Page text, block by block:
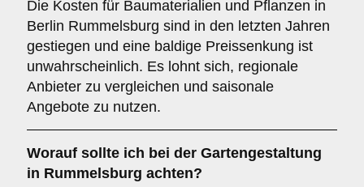
Die Kosten für Baumaterialien und Pflanzen in
Berlin Rummelsburg sind in den letzten Jahren
gestiegen und eine baldige Preissenkung ist
unwahrscheinlich. Es lohnt sich, regionale
Anbieter zu vergleichen und saisonale
Angebote zu nutzen.
Worauf sollte ich bei der Gartengestaltung
in Rummelsburg achten?